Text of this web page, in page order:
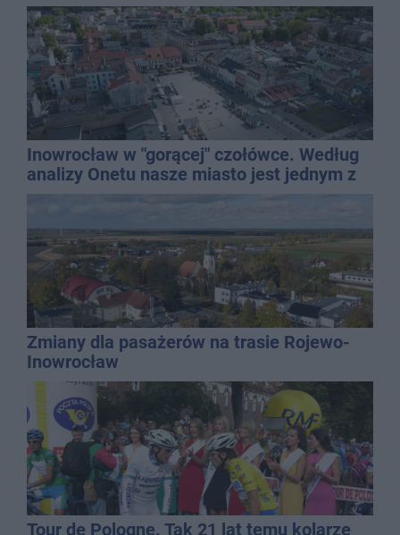
Inowrocław w "gorącej" czołówce. Według
analizy Onetu nasze miasto jest jednym z
najbardziej narażonych na upały
Zmiany dla pasażerów na trasie Rojewo-
Inowrocław
Tour de Pologne. Tak 21 lat temu kolarze